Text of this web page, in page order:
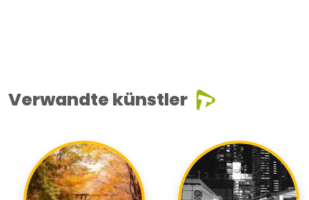
Verwandte künstler